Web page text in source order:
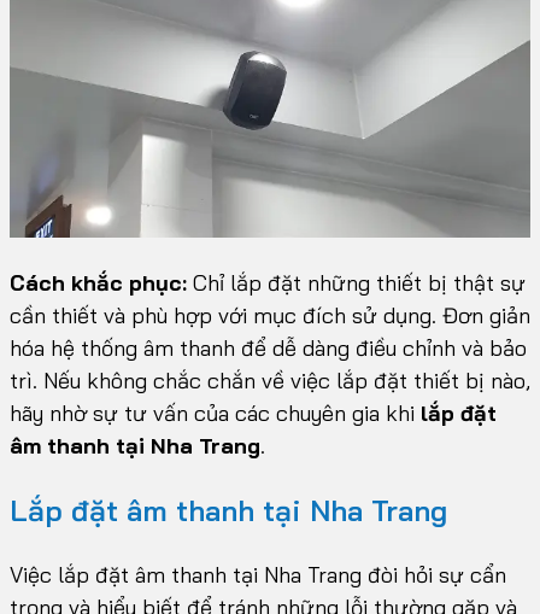
Cách khắc phục: Chỉ lắp đặt những thiết bị thật sự
cần thiết và phù hợp với mục đích sử dụng. Đơn giản
hóa hệ thống âm thanh để dễ dàng điều chỉnh và bảo
trì. Nếu không chắc chắn về việc lắp đặt thiết bị nào,
hãy nhờ sự tư vấn của các chuyên gia khi lắp đặt
âm thanh tại Nha Trang.
Lắp đặt âm thanh tại Nha Trang
Việc lắp đặt âm thanh tại Nha Trang đòi hỏi sự cẩn
trọng và hiểu biết để tránh những lỗi thường gặp và